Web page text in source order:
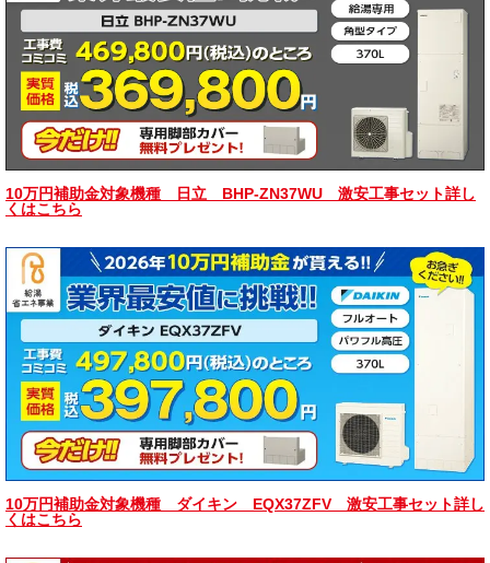
10万円補助金対象機種 日立 BHP-ZN37WU 激安工事セット詳し
くはこちら
10万円補助金対象機種 ダイキン EQX37ZFV 激安工事セット詳し
くはこちら